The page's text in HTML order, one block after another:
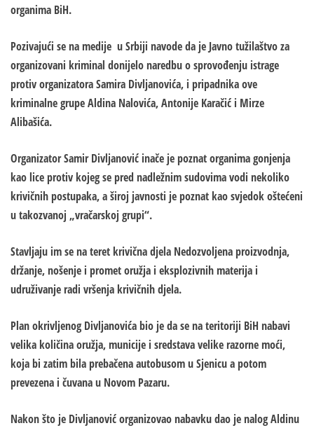
organima BiH.
Pozivajući se na medije u Srbiji navode da je Javno tužilaštvo za
organizovani kriminal donijelo naredbu o sprovođenju istrage
protiv organizatora Samira Divljanovića, i pripadnika ove
kriminalne grupe Aldina Nalovića, Antonije Karačić i Mirze
Alibašića.
Organizator Samir Divljanović inače je poznat organima gonjenja
kao lice protiv kojeg se pred nadležnim sudovima vodi nekoliko
krivičnih postupaka, a široj javnosti je poznat kao svjedok oštećeni
u takozvanoj „vračarskoj grupi“.
Stavljaju im se na teret krivična djela Nedozvoljena proizvodnja,
držanje, nošenje i promet oružja i eksplozivnih materija i
udruživanje radi vršenja krivičnih djela.
Plan okrivljenog Divljanovića bio je da se na teritoriji BiH nabavi
velika količina oružja, municije i sredstava velike razorne moći,
koja bi zatim bila prebačena autobusom u Sjenicu a potom
prevezena i čuvana u Novom Pazaru.
Nakon što je Divljanović organizovao nabavku dao je nalog Aldinu